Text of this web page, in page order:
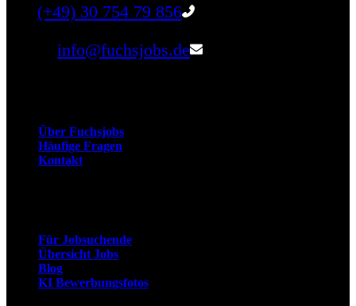
(+49) 30 754 79 856
info@fuchsjobs.de
Über Fuchsjobs
Häufige Fragen
Kontakt
Für Jobsuchende
Übersicht Jobs
Blog
KI Bewerbungsfotos